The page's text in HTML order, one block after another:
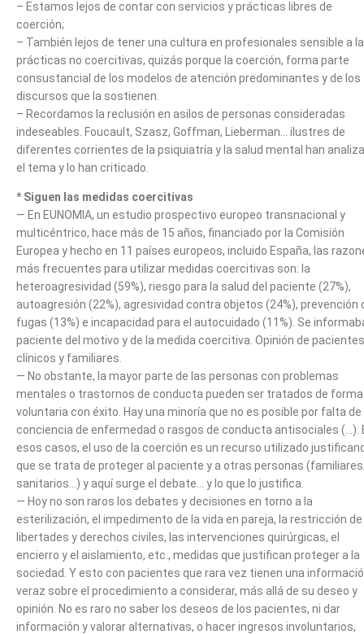
– Estamos lejos de contar con servicios y prácticas libres de
coerción;
– También lejos de tener una cultura en profesionales sensible a
prácticas no coercitivas, quizás porque la coerción, forma parte
consustancial de los modelos de atención predominantes y de los
discursos que la sostienen.
– Recordamos la reclusión en asilos de personas consideradas
indeseables. Foucault, Szasz, Goffman, Lieberman… ilustres de
diferentes corrientes de la psiquiatría y la salud mental han
el tema y lo han criticado.
* Siguen las medidas coercitivas
— En EUNOMIA, un estudio prospectivo europeo transnacional y
multicéntrico, hace más de 15 años, financiado por la Comisión
Europea y hecho en 11 países europeos, incluido España, las
más frecuentes para utilizar medidas coercitivas son: la
heteroagresividad (59%), riesgo para la salud del paciente (27%),
autoagresión (22%), agresividad contra objetos (24%), prevención
fugas (13%) e incapacidad para el autocuidado (11%). Se
paciente del motivo y de la medida coercitiva. Opinión de
clínicos y familiares.
— No obstante, la mayor parte de las personas con problemas
mentales o trastornos de conducta pueden ser tratados de forma
voluntaria con éxito. Hay una minoría que no es posible por falta de
conciencia de enfermedad o rasgos de conducta antisociales (…).
esos casos, el uso de la coerción es un recurso utilizado
que se trata de proteger al paciente y a otras personas
sanitarios…) y aquí surge el debate… y lo que lo justifica.
— Hoy no son raros los debates y decisiones en torno a la
esterilización, el impedimento de la vida en pareja, la restricción de
libertades y derechos civiles, las intervenciones quirúrgicas, el
encierro y el aislamiento, etc., medidas que justifican proteger a la
sociedad. Y esto con pacientes que rara vez tienen una
veraz sobre el procedimiento a considerar, más allá de su deseo y
opinión. No es raro no saber los deseos de los pacientes, ni dar
información y valorar alternativas, o hacer ingresos involuntarios,